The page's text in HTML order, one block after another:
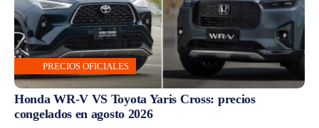
PRECIOS OFICIALES
Honda WR-V VS Toyota Yaris Cross: precios
congelados en agosto 2026